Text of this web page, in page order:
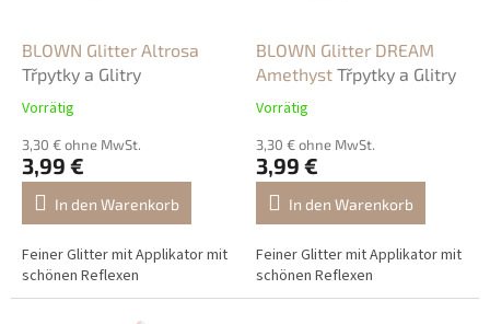
BLOWN Glitter Altrosa
Třpytky a Glitry
Vorrätig
3,30 € ohne MwSt.
3,99 €
In den Warenkorb
Feiner Glitter mit Applikator mit
schönen Reflexen
BLOWN Glitter DREAM
Amethyst Třpytky a Glitry
Vorrätig
3,30 € ohne MwSt.
3,99 €
In den Warenkorb
Feiner Glitter mit Applikator mit
schönen Reflexen